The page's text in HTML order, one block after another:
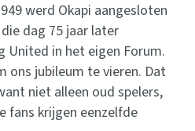
werd Okapi aangesloten
dag 75 jaar later
United in het eigen Forum.
ons jubileum te vieren. Dat
niet alleen oud spelers,
fans krijgen eenzelfde